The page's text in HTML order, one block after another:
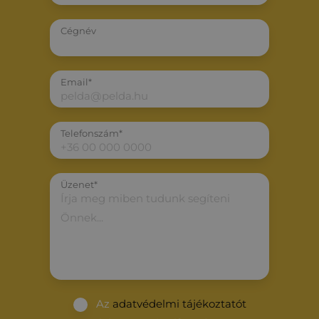
Cégnév
Email*
Telefonszám*
Üzenet*
Az adatvédelmi tájékoztatót